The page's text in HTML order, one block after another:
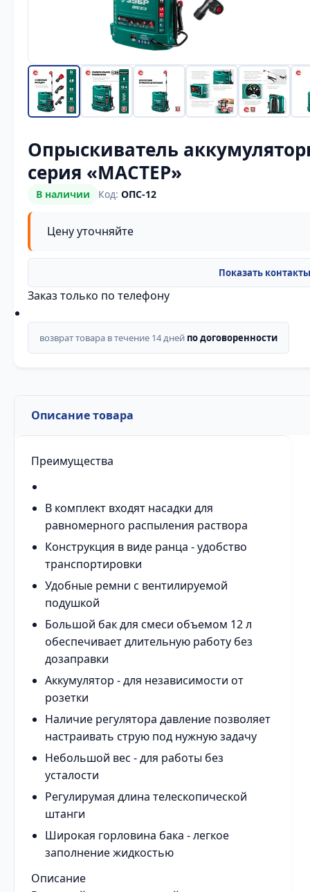
Опрыскиватель
серия «МАСТЕР»
В наличии Код: ОПС-12
Цену уточняйте
Заказ только по телефону
возврат товара в течение 14 дней по договоренности
Описание товара
Преимущества
В комплект входят насадки для
равномерного распыления раствора
Конструкция в виде ранца - удобство
транспортировки
Удобные ремни с вентилируемой
подушкой
Большой бак для смеси объемом 12 л
обеспечивает длительную работу без
дозаправки
Аккумулятор - для независимости от
розетки
Наличие регулятора давление позволяет
настраивать струю под нужную задачу
Небольшой вес - для работы без
усталости
Регулирумая длина телескопической
штанги
Широкая горловина бака - легкое
заполнение жидкостью
Описание